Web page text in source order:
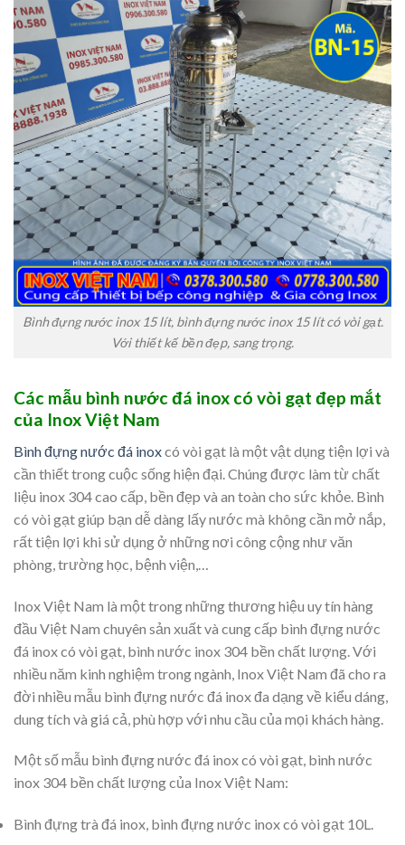
Bình đựng nước inox 15 lít, bình đựng nước inox 15 lít có vòi gạt.
Với thiết kế bền đẹp, sang trọng.
Các mẫu bình nước đá inox có vòi gạt đẹp mắt
của Inox Việt Nam
Bình đựng nước đá inoxcó vòi gạt là một vật dụng tiện lợi và
cần thiết trong cuộc sống hiện đại. Chúng được làm từ chất
liệu inox 304 cao cấp, bền đẹp và an toàn cho sức khỏe. Bình
có vòi gạt giúp bạn dễ dàng lấy nước mà không cần mở nắp,
rất tiện lợi khi sử dụng ở những nơi công cộng như văn
phòng, trường học, bệnh viện,…
Inox Việt Nam là một trong những thương hiệu uy tín hàng
đầu Việt Nam chuyên sản xuất và cung cấp bình đựng nước
đá inox có vòi gạt, bình nước inox 304 bền chất lượng. Với
nhiều năm kinh nghiệm trong ngành, Inox Việt Nam đã cho ra
đời nhiều mẫu bình đựng nước đá inox đa dạng về kiểu dáng,
dung tích và giá cả, phù hợp với nhu cầu của mọi khách hàng.
Một số mẫu bình đựng nước đá inox có vòi gạt, bình nước
inox 304 bền chất lượng của Inox Việt Nam:
Bình đựng trà đá inox, bình đựng nước inox có vòi gạt 10L.